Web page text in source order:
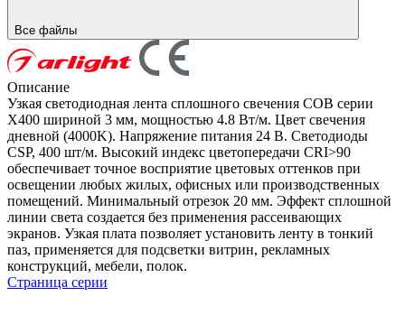
Все файлы
Описание
Узкая светодиодная лента сплошного свечения COB серии
X400 шириной 3 мм, мощностью 4.8 Вт/м. Цвет свечения
дневной (4000K). Напряжение питания 24 В. Светодиоды
CSP, 400 шт/м. Высокий индекс цветопередачи CRI>90
обеспечивает точное восприятие цветовых оттенков при
освещении любых жилых, офисных или производственных
помещений. Минимальный отрезок 20 мм. Эффект сплошной
линии света создается без применения рассеивающих
экранов. Узкая плата позволяет установить ленту в тонкий
паз, применяется для подсветки витрин, рекламных
конструкций, мебели, полок.
Страница серии